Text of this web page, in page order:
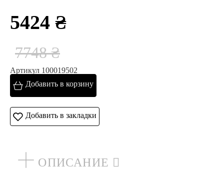
5424 ₴
7748 ₴
Артикул 100019502
Добавить в корзину
Добавить в закладки
ОПИСАНИЕ